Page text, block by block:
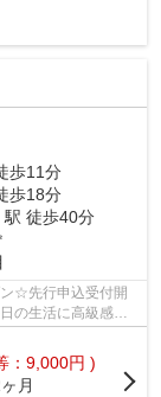
歩11分
歩18分
駅 徒歩40分
☆先行申込受付開
の生活に高級感溢
：9,000円 )
月